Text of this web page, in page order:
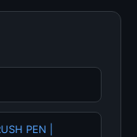
PEN |